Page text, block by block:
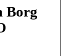
Borg